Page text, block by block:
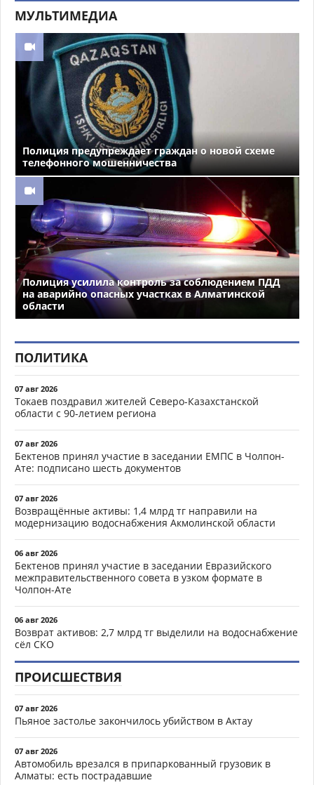
МУЛЬТИМЕДИА
Полиция предупреждает граждан о новой схеме
телефонного мошенничества
Полиция усилила контроль за соблюдением ПДД
на аварийно опасных участках в Алматинской
области
ПОЛИТИКА
07 авг 2026
Токаев поздравил жителей Северо-Казахстанской
области с 90-летием региона
07 авг 2026
Бектенов принял участие в заседании ЕМПС в Чолпон-
Ате: подписано шесть документов
07 авг 2026
Возвращённые активы: 1,4 млрд тг направили на
модернизацию водоснабжения Акмолинской области
06 авг 2026
Бектенов принял участие в заседании Евразийского
межправительственного совета в узком формате в
Чолпон-Ате
06 авг 2026
Возврат активов: 2,7 млрд тг выделили на водоснабжение
сёл СКО
ПРОИСШЕСТВИЯ
07 авг 2026
Пьяное застолье закончилось убийством в Актау
07 авг 2026
Автомобиль врезался в припаркованный грузовик в
Алматы: есть пострадавшие